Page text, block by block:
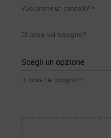
Vuoi anche un cancello? *
Di cosa hai bisogno?
Scegli un opzione
Di cosa hai bisogno? *